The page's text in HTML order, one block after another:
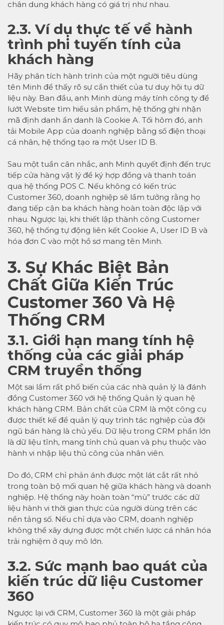
chân dung khách hàng có giá trị như nhau.
2.3. Ví dụ thực tế về hành
trình phi tuyến tính của
khách hàng
Hãy phân tích hành trình của một người tiêu dùng
tên Minh để thấy rõ sự cần thiết của tư duy hội tụ dữ
liệu này. Ban đầu, anh Minh dùng máy tính công ty để
lướt Website tìm hiểu sản phẩm, hệ thống ghi nhận
mã định danh ẩn danh là Cookie A. Tối hôm đó, anh
tải Mobile App của doanh nghiệp bằng số điện thoại
cá nhân, hệ thống tạo ra một User ID B.
Sau một tuần cân nhắc, anh Minh quyết định đến trực
tiếp cửa hàng vật lý để ký hợp đồng và thanh toán
qua hệ thống POS C. Nếu không có kiến trúc
Customer 360, doanh nghiệp sẽ lầm tưởng rằng họ
đang tiếp cận ba khách hàng hoàn toàn độc lập với
nhau. Ngược lại, khi thiết lập thành công Customer
360, hệ thống tự động liên kết Cookie A, User ID B và
hóa đơn C vào một hồ sơ mang tên Minh.
3. Sự Khác Biệt Bản
Chất Giữa Kiến Trúc
Customer 360 Và Hệ
Thống CRM
3.1. Giới hạn mang tính hệ
thống của các giải pháp
CRM truyền thống
Một sai lầm rất phổ biến của các nhà quản lý là đánh
đồng Customer 360 với hệ thống Quản lý quan hệ
khách hàng CRM. Bản chất của CRM là một công cụ
được thiết kế để quản lý quy trình tác nghiệp của đội
ngũ bán hàng là chủ yếu. Dữ liệu trong CRM phần lớn
là dữ liệu tĩnh, mang tính chủ quan và phụ thuộc vào
hành vi nhập liệu thủ công của nhân viên.
Do đó, CRM chỉ phản ánh được một lát cắt rất nhỏ
trong toàn bộ mối quan hệ giữa khách hàng và doanh
nghiệp. Hệ thống này hoàn toàn “mù” trước các dữ
liệu hành vi thời gian thực của người dùng trên các
nền tảng số. Nếu chỉ dựa vào CRM, doanh nghiệp
không thể xây dựng được một chiến lược cá nhân hóa
trải nghiệm ở quy mô lớn.
3.2. Sức mạnh bao quát của
kiến trúc dữ liệu Customer
360
Ngược lại với CRM, Customer 360 là một giải pháp